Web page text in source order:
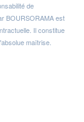
de
BOURSORAMA est
Il constitue
maîtrise.